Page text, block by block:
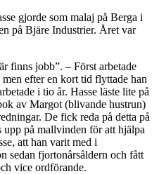
gjorde som malaj på Berga i
på Bjäre Industrier. Året var
finns jobb”. – Först arbetade
efter en kort tid flyttade han
i tio år. Hasse läste lite på
av Margot (blivande hustrun)
De fick reda på detta på
upp på mallvinden för att hjälpa
att han varit med i
sedan fjortonårsåldern och fått
vice ordförande.